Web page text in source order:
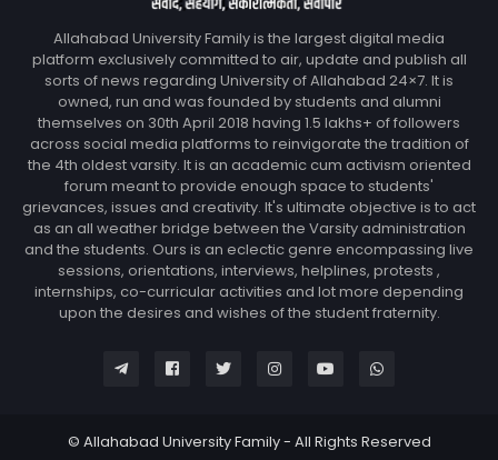
Allahabad University Family is the largest digital media
platform exclusively committed to air, update and publish all
sorts of news regarding University of Allahabad 24×7. It is
owned, run and was founded by students and alumni
themselves on 30th April 2018 having 1.5 lakhs+ of followers
across social media platforms to reinvigorate the tradition of
the 4th oldest varsity. It is an academic cum activism oriented
forum meant to provide enough space to students'
grievances, issues and creativity. It's ultimate objective is to act
as an all weather bridge between the Varsity administration
and the students. Ours is an eclectic genre encompassing live
sessions, orientations, interviews, helplines, protests ,
internships, co-curricular activities and lot more depending
upon the desires and wishes of the student fraternity.
© Allahabad University Family - All Rights Reserved